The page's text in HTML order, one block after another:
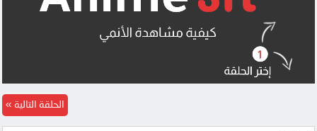
الحلقة التالية